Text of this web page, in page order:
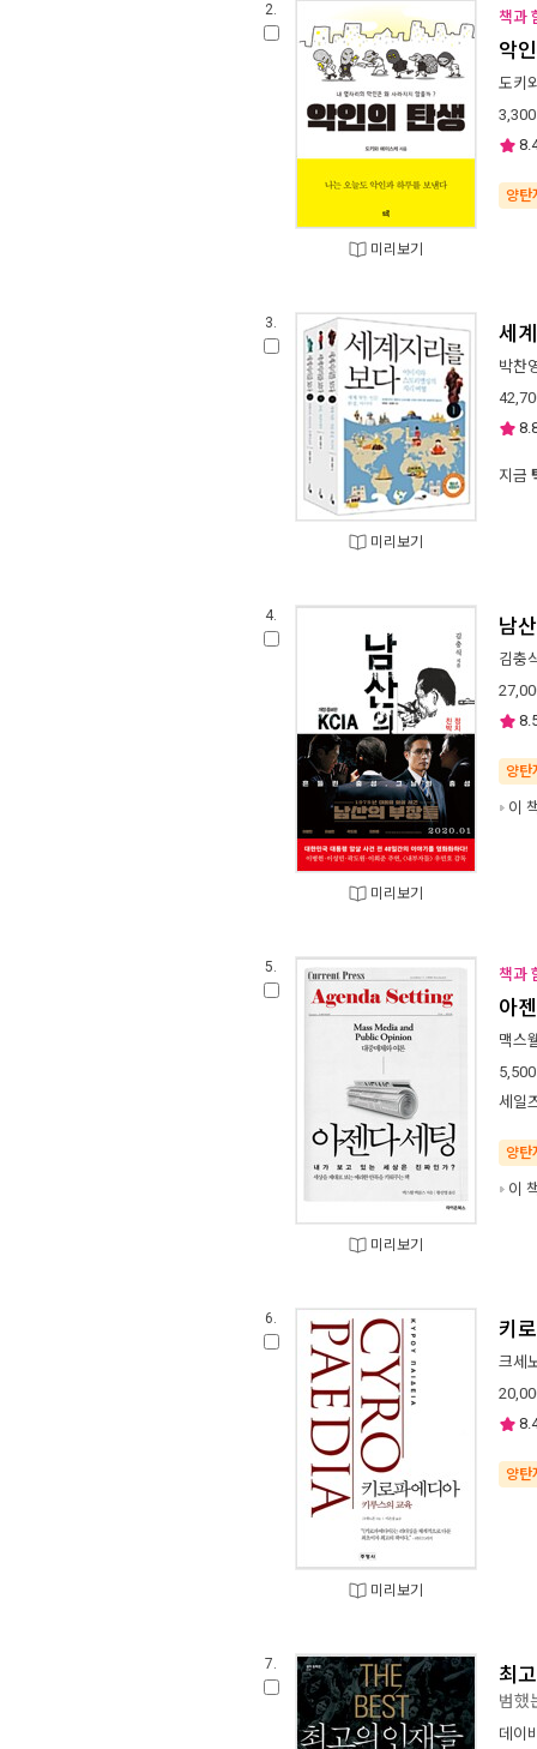
2.
미리보기
책과
악
도키
3,300
양탄
3.
미리보기
세
박찬
지금
4.
미리보기
남
김충
양탄
이
5.
미리보기
책과
아
맥스
5,500
세일
양탄
이
6.
미리보기
키
크세
양탄
7. 최
범했
데이